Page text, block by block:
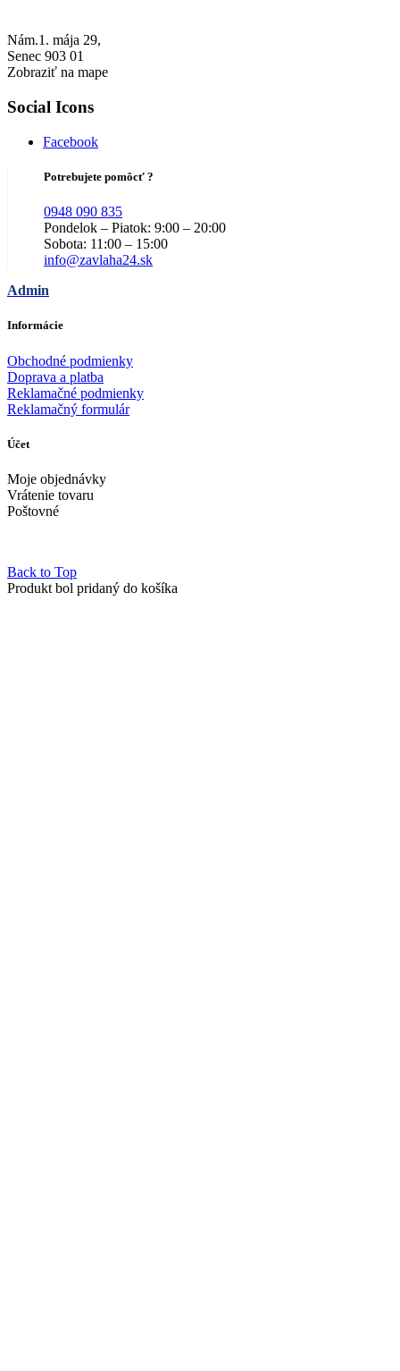
Nám.1. mája 29,
Senec 903 01
Zobraziť na mape
Social Icons
Facebook
Potrebujete pomôcť ?
0948 090 835
Pondelok – Piatok: 9:00 – 20:00
Sobota: 11:00 – 15:00
info@zavlaha24.sk
Admin
Informácie
Obchodné podmienky
Doprava a platba
Reklamačné podmienky
Reklamačný formulár
Účet
Moje objednávky
Vrátenie tovaru
Poštovné
Back to Top
Produkt bol pridaný do košíka